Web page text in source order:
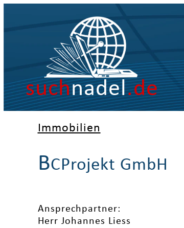
suchnadel.de
Immobilien
BCProjekt GmbH
Ansprechpartner:
Herr Johannes Liess